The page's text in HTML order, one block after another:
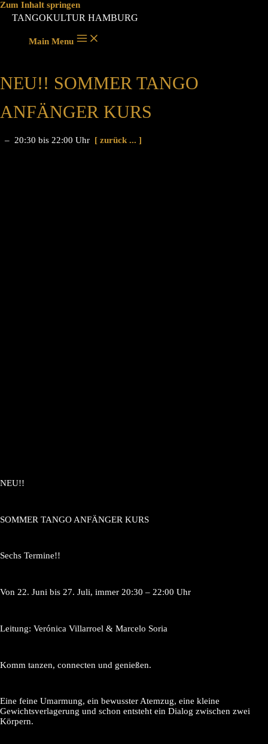
Zum Inhalt springen
TANGOKULTUR HAMBURG
Main Menu
NEU!! SOMMER TANGO
ANFÄNGER KURS
– 20:30 bis 22:00 Uhr [ zurück ... ]
NEU!!
SOMMER TANGO ANFÄNGER KURS
Sechs Termine!!
Von 22. Juni bis 27. Juli, immer 20:30 – 22:00 Uhr
Leitung: Verónica Villarroel & Marcelo Soria
Komm tanzen, connecten und genießen.
Eine feine Umarmung, ein bewusster Atemzug, eine kleine
Gewichtsverlagerung und schon entsteht ein Dialog zwischen zwei
Körpern.